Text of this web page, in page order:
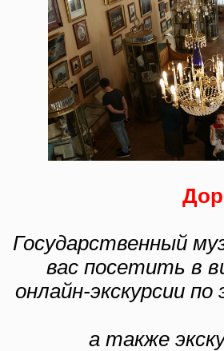
Государственный
вас посетить в
онлайн-экскурсии
а также